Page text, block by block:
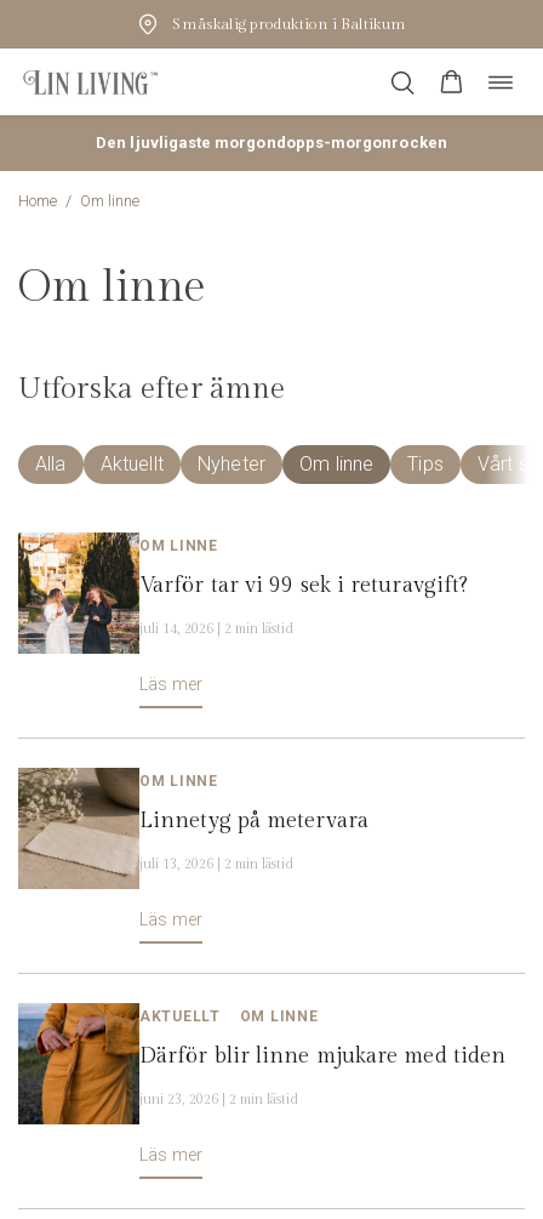
Småskalig produktion i Baltikum
Hoppa
till
Den ljuvligaste morgondopps-morgonrocken
Home / Om linne
Om linne
Utforska efter ämne
Alla Aktuellt Nyheter Om linne Tips Vårt
OM LINNE
Varför tar vi 99 sek i returavgift?
juli 14, 2026 | 2 min lästid
Läs mer
OM LINNE
Linnetyg på metervara
juli 13, 2026 | 2 min lästid
Läs mer
AKTUELLT OM LINNE
Därför blir linne mjukare med tiden
juni 23, 2026 | 2 min lästid
Läs mer